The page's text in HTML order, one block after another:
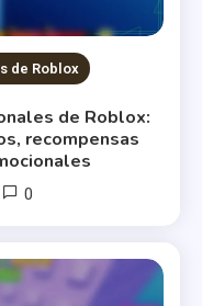
de Roblox
de Roblox:
recompensas
0